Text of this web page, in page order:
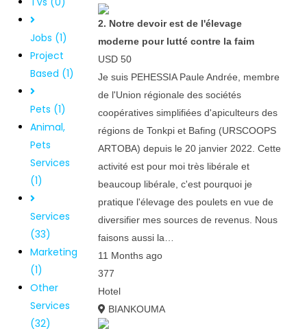
Jobs (1)
Project
Based (1)
Pets (1)
Animal,
Pets
Services
(1)
Services
(33)
Marketing
(1)
Other
Services
(32)
2. Notre devoir est de l'élevage
moderne pour lutté contre la faim
USD 50
Je suis PEHESSIA Paule Andrée, membre
de l'Union régionale des sociétés
coopératives simplifiées d'apiculteurs des
régions de Tonkpi et Bafing (URSCOOPS
ARTOBA) depuis le 20 janvier 2022. Cette
activité est pour moi très libérale et
beaucoup libérale, c'est pourquoi je
pratique l'élevage des poulets en vue de
diversifier mes sources de revenus. Nous
faisons aussi la…
11 Months ago
377
Hotel
BIANKOUMA